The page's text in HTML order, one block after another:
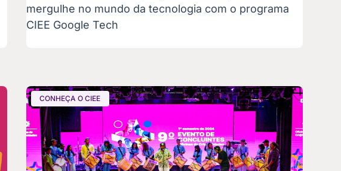
mergulhe no mundo da tecnologia com o programa
CIEE Google Tech
CONHEÇA O CIEE